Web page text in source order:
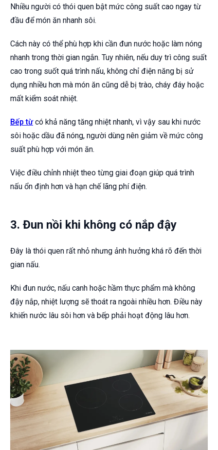
Nhiều người có thói quen bật mức công suất cao ngay từ
đầu để món ăn nhanh sôi.
Cách này có thể phù hợp khi cần đun nước hoặc làm nóng
nhanh trong thời gian ngắn. Tuy nhiên, nếu duy trì công suất
cao trong suốt quá trình nấu, không chỉ điện năng bị sử
dụng nhiều hơn mà món ăn cũng dễ bị trào, cháy đáy hoặc
mất kiểm soát nhiệt.
Bếp từcó khả năng tăng nhiệt nhanh, vì vậy sau khi nước
sôi hoặc dầu đã nóng, người dùng nên giảm về mức công
suất phù hợp với món ăn.
Việc điều chỉnh nhiệt theo từng giai đoạn giúp quá trình
nấu ổn định hơn và hạn chế lãng phí điện.
3. Đun nồi khi không có nắp đậy
Đây là thói quen rất nhỏ nhưng ảnh hưởng khá rõ đến thời
gian nấu.
Khi đun nước, nấu canh hoặc hầm thực phẩm mà không
đậy nắp, nhiệt lượng sẽ thoát ra ngoài nhiều hơn. Điều này
khiến nước lâu sôi hơn và bếp phải hoạt động lâu hơn.